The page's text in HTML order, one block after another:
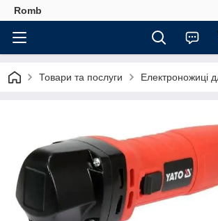
Romb
Товари та послуги Електроножиці